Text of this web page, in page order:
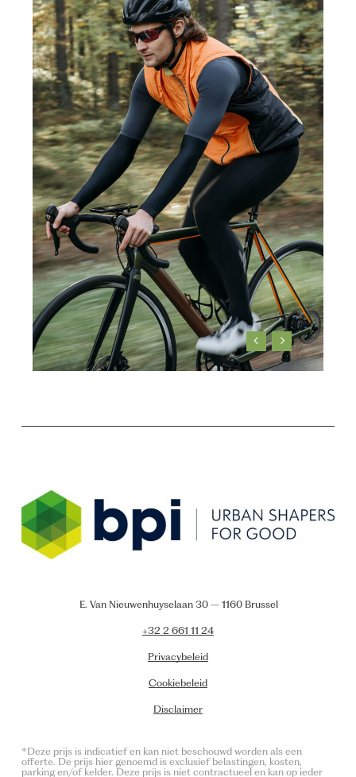
E. Van Nieuwenhuyselaan 30 – 1160 Brussel
+32 2 661 11 24
Privacybeleid
Cookiebeleid
Disclaimer
*Deze prijs is indicatief en kan niet beschouwd worden als een
offerte. De prijs hier genoemd is exclusief belastingen, kosten,
parking en/of kelder. Deze prijs is niet contractueel en kan op ieder